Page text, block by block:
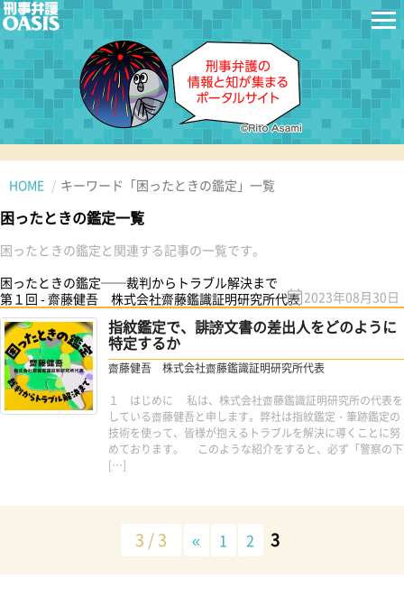
HOME キーワード「困ったときの鑑定」一覧
困ったときの鑑定一覧
困ったときの鑑定と関連する記事の一覧です。
困ったときの鑑定──裁判からトラブル解決まで
第１回 - 齋藤健吾 株式会社齋藤鑑識証明研究所代表 2023年08月30日
指紋鑑定で、誹謗文書の差出人をどのように
特定するか
齋藤健吾 株式会社齋藤鑑識証明研究所代表
１ はじめに 私は、株式会社齋藤鑑識証明研究所の代表を
している齋藤健吾と申します。弊社は指紋鑑定・筆跡鑑定の
技術を使って、皆様が抱えるトラブルを解決に導くことに努
めております。 このような紹介をすると、必ず「警察の下
[…]
3 / 3 « 1 2 3